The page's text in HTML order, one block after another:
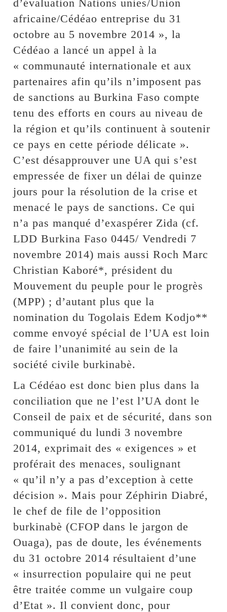
d’évaluation Nations unies/Union
africaine/Cédéao entreprise du 31
octobre au 5 novembre 2014 », la
Cédéao a lancé un appel à la
« communauté internationale et aux
partenaires afin qu’ils n’imposent pas
de sanctions au Burkina Faso compte
tenu des efforts en cours au niveau de
la région et qu’ils continuent à soutenir
ce pays en cette période délicate ».
C’est désapprouver une UA qui s’est
empressée de fixer un délai de quinze
jours pour la résolution de la crise et
menacé le pays de sanctions. Ce qui
n’a pas manqué d’exaspérer Zida (cf.
LDD Burkina Faso 0445/ Vendredi 7
novembre 2014) mais aussi Roch Marc
Christian Kaboré*, président du
Mouvement du peuple pour le progrès
(MPP) ; d’autant plus que la
nomination du Togolais Edem Kodjo**
comme envoyé spécial de l’UA est loin
de faire l’unanimité au sein de la
société civile burkinabè.
La Cédéao est donc bien plus dans la
conciliation que ne l’est l’UA dont le
Conseil de paix et de sécurité, dans son
communiqué du lundi 3 novembre
2014, exprimait des « exigences » et
proférait des menaces, soulignant
« qu’il n’y a pas d’exception à cette
décision ». Mais pour Zéphirin Diabré,
le chef de file de l’opposition
burkinabè (CFOP dans le jargon de
Ouaga), pas de doute, les événements
du 31 octobre 2014 résultaient d’une
« insurrection populaire qui ne peut
être traitée comme un vulgaire coup
d’Etat ». Il convient donc, pour